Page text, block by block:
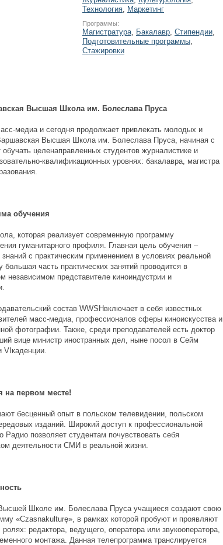
Технология, Маркетинг
Программы:
Магистратура, Бакалавр, Стипендии,
Подготовительные программы,
Стажировки
Высшая Школа им. Болеслава Пруса
медиа и сегодня продолжает привлекать молодых и
Высшая Школа им. Болеслава Пруса, начиная с
целенаправленных студентов журналистике и
квалификационных уровнях: бакалавра, магистра
обучения
которая реализует современную программу
гуманитарного профиля. Главная цель обучения –
с практическим применением в условиях реальной
часть практических занятий проводится в
независимом представителе киноиндустрии и
состав WWSHвключает в себя известных
масс-медиа, профессионалов сферы киноискусства и
фотографии. Также, среди преподавателей есть доктор
вице министр иностранных дел, ныне посол в Сейм
VIкаденции.
на первом месте!
бесценный опыт в польском телевидении, польском
изданий. Широкий доступ к профессиональной
Радио позволяет студентам почувствовать себя
деятельности СМИ в реальной жизни.
Школе им. Болеслава Пруса учащиеся создают свою
«Czasnakulturę», в рамках которой пробуют и проявляют
редактора, ведущего, оператора или звукооператора,
монтажа. Данная телепрограмма транслируется